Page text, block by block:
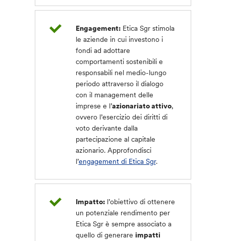
Engagement:Etica Sgr stimola
le aziende in cui investono i
fondi ad adottare
comportamenti sostenibili e
responsabili nel medio-lungo
periodo attraverso il dialogo
con il management delle
imprese e l’azionariato attivo,
ovvero l’esercizio dei diritti di
voto derivante dalla
partecipazione al capitale
azionario. Approfondisci
l’engagement di Etica Sgr.
Impatto:l’obiettivo di ottenere
un potenziale rendimento per
Etica Sgr è sempre associato a
quello di generare impatti